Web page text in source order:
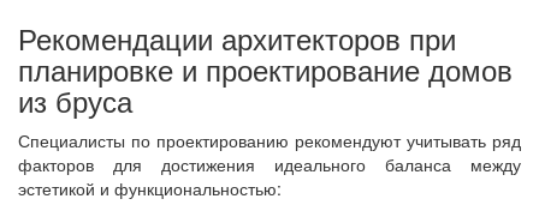
Рекомендации архитекторов при
планировке и проектирование домов
из бруса
Специалисты по проектированию рекомендуют учитывать ряд
факторов для достижения идеального баланса между
эстетикой и функциональностью: